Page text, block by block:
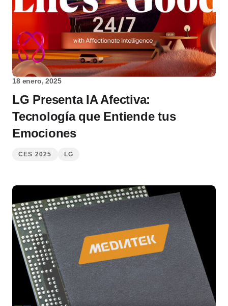
18 enero, 2025
LG Presenta IA Afectiva:
Tecnología que Entiende tus
Emociones
CES 2025 LG